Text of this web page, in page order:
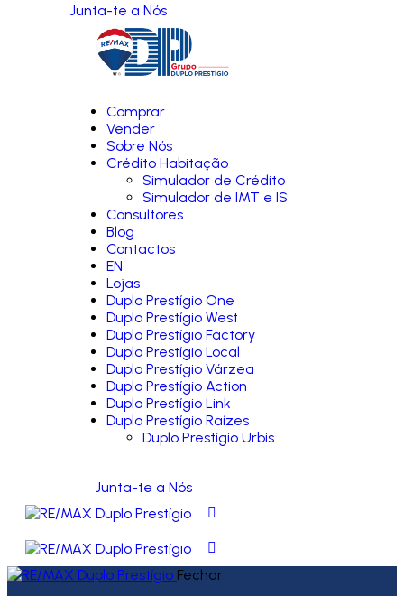
Junta-te a Nós
Comprar
Vender
Sobre Nós
Crédito Habitação
Simulador de Crédito
Simulador de IMT e IS
Consultores
Blog
Contactos
EN
Lojas
Duplo Prestígio One
Duplo Prestígio West
Duplo Prestígio Factory
Duplo Prestígio Local
Duplo Prestígio Várzea
Duplo Prestígio Action
Duplo Prestígio Link
Duplo Prestígio Raízes
Duplo Prestígio Urbis
Junta-te a Nós
Fechar